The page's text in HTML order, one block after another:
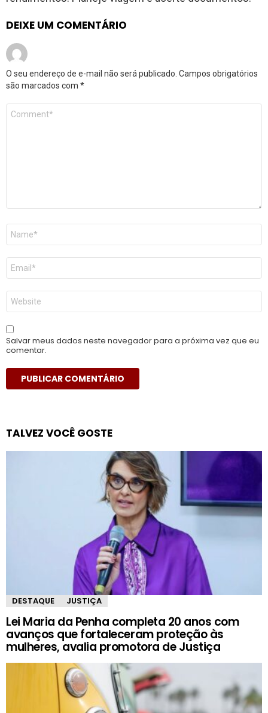
DEIXE UM COMENTÁRIO
O seu endereço de e-mail não será publicado. Campos obrigatórios
são marcados com *
Comentário
Nome
E-
mail
*
Site
Salvar meus dados neste navegador para a próxima vez que eu
comentar.
TALVEZ VOCÊ GOSTE
DESTAQUE JUSTIÇA
Lei Maria da Penha completa 20 anos com
avanços que fortaleceram proteção às
mulheres, avalia promotora de Justiça